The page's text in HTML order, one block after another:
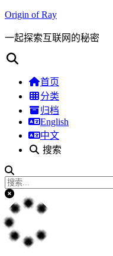
Origin of Ray
一起探索互联网的秘密
首页
分类
归档
English
中文
搜索